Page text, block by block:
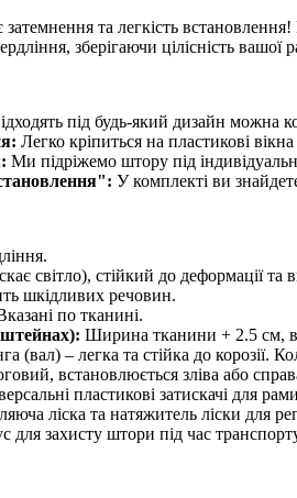
та легкість
зберігаючи цілісність вашої
під будь-який дизайн можна
Легко кріпиться на пластикові
Ми підріжемо штору під
У комплекті ви
світло), стійкий до деформації
шкідливих речовин.
по тканині.
Ширина тканини + 2.5 см,
(вал) – легка та стійка до корозії.
встановлюється зліва або
пластикові затискачі для
ліска та натяжитель ліски для
для захисту штори під час